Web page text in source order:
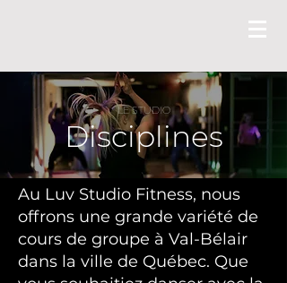
LE STUDIO
Disciplines
Au Luv Studio Fitness, nous
offrons une grande variété de
cours de groupe à Val-Bélair
dans la ville de Québec. Que